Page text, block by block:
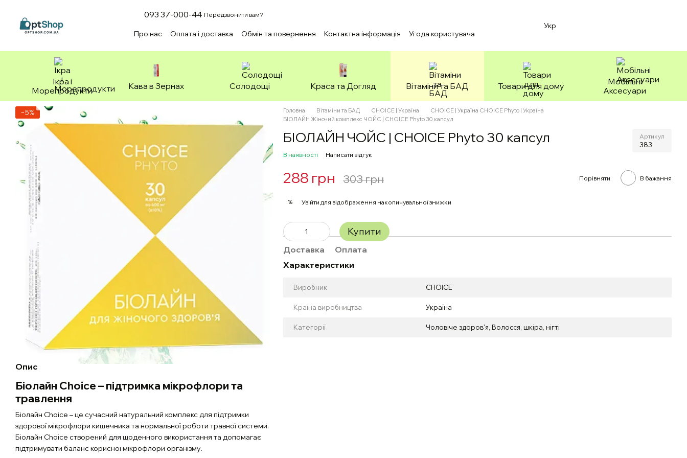
093 37-000-44 Передзвонити вам?
Про нас Оплата і доставка Обмін та повернення Контактна інформація
Угода користувача
Укр
Ікра і
Морепродукти
Кава в Зернах Солодощі Краса та Догляд Вітаміни та БАД Товари для дому
Мобільні
Аксесуари
−5%
Опис
Біолайн Choice – підтримка мікрофлори та
травлення
Біолайн Choice – це сучасний натуральний комплекс для підтримки
здорової мікрофлори кишечника та нормальної роботи травної системи.
Біолайн Choice створений для щоденного використання та допомагає
підтримувати баланс корисної мікрофлори організму.
Головна Вітаміни та БАД CHOICE | Україна
CHOICE | Україна CHOICE Phyto | Україна
БІОЛАЙН Жіночий комплекс ЧОЙС | CHOICE Phyto 30 капсул
БІОЛАЙН ЧОЙС | CHOICE Phyto 30 капсул Артикул
383
В наявності Написати відгук
288 грн 303 грн Порівняти В бажання
% Увійти для відображення накопичувальної знижки
Купити
Доставка
Оплата
Характеристики
Виробник CHOICE
Країна виробництва Україна
Категорії Чоловіче здоровʼя Волосся, шкіра, нігті